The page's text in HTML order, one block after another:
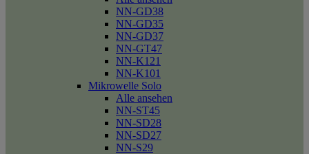
NN-GD38
NN-GD35
NN-GD37
NN-GT47
NN-K121
NN-K101
Mikrowelle Solo
Alle ansehen
NN-ST45
NN-SD28
NN-SD27
NN-S29